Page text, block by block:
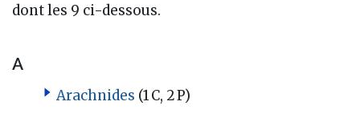
dont les 9 ci-dessous.
A
Arachnides (1 C, 2 P)